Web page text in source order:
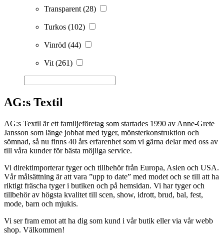
Transparent (28)
Turkos (102)
Vinröd (44)
Vit (261)
AG:s Textil
AG:s Textil är ett familjeföretag som startades 1990 av Anne-Grete
Jansson som länge jobbat med tyger, mönsterkonstruktion och
sömnad, så nu finns 40 års erfarenhet som vi gärna delar med oss av
till våra kunder för bästa möjliga service.
Vi direktimporterar tyger och tillbehör från Europa, Asien och USA.
Vår målsättning är att vara ”upp to date” med modet och se till att ha
riktigt fräscha tyger i butiken och på hemsidan. Vi har tyger och
tillbehör av högsta kvalitet till scen, show, idrott, brud, bal, fest,
mode, barn och mjukis.
Vi ser fram emot att ha dig som kund i vår butik eller via vår webb
shop. Välkommen!